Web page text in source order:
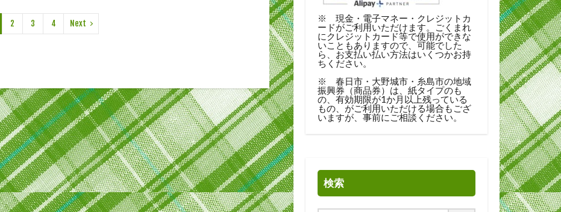
2 3 4 Next
※ 現金・電子マネー・クレジットカ
ードがご利用いただけます。ごくまれ
にクレジットカード等で使用ができな
いこともありますので、可能でした
ら、お支払い払い方法はいくつかお持
ちください。
※ 春日市・大野城市・糸島市の地域
振興券（商品券）は、紙タイプのも
の、有効期限が1か月以上残っている
もの、がご利用いただける場合もござ
いますが、事前にご相談ください。
検索